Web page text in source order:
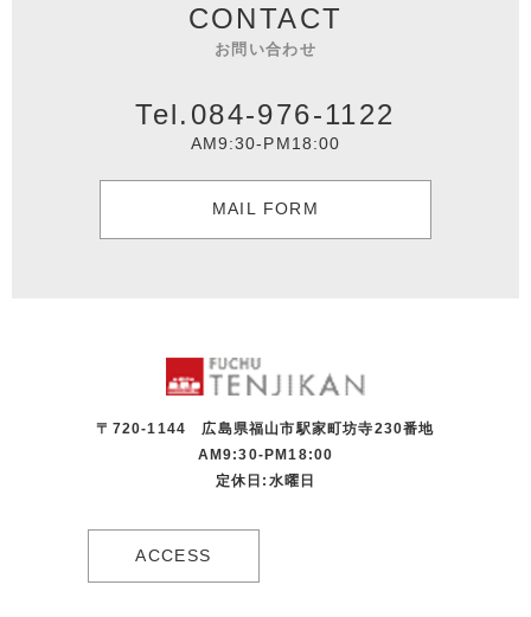
CONTACT
お問い合わせ
Tel.084-976-1122
AM9:30-PM18:00
MAIL FORM
〒720-1144 広島県福山市駅家町坊寺230番地
AM9:30-PM18:00
定休日:水曜日
ACCESS